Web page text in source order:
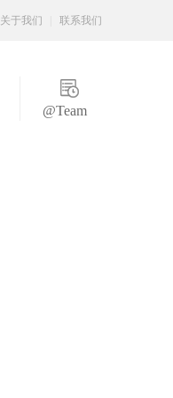
联系我们
关于我们
@Team